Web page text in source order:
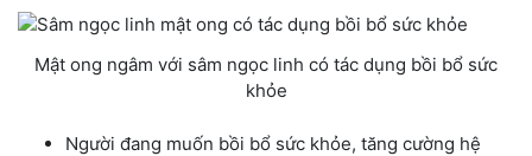
Mật ong ngâm với sâm ngọc linh có tác dụng bồi bổ sức
khỏe
Người đang muốn bồi bổ sức khỏe, tăng cường hệ